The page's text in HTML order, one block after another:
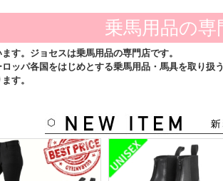
乗馬用品の
す。ジョセスは乗馬用品の専門店です。
ロッパ各国をはじめとする乗馬用品・馬具を取り
す。